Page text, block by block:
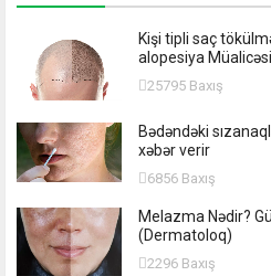
Kişi tipli saç
alopesiya
25795 Baxış
Bədəndəki
xəbər verir
6856 Baxış
Melazma Nədir?
(Dermatoloq)
2296 Baxış